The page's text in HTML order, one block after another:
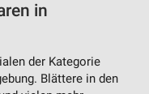
in
der Kategorie
Blättere in den